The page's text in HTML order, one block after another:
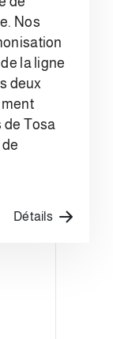
Nos
la ligne
deux
de Tosa
Détails